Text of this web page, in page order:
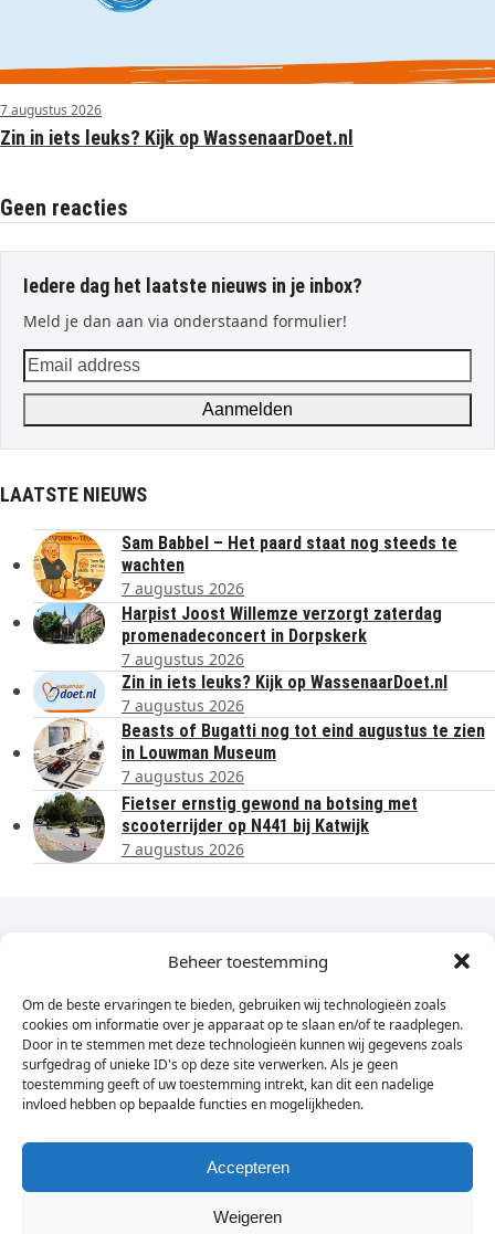
Beheer toestemming
Om de beste ervaringen te bieden, gebruiken wij technologieën zoals
cookies om informatie over je apparaat op te slaan en/of te raadplegen.
Door in te stemmen met deze technologieën kunnen wij gegevens zoals
surfgedrag of unieke ID's op deze site verwerken. Als je geen
toestemming geeft of uw toestemming intrekt, kan dit een nadelige
invloed hebben op bepaalde functies en mogelijkheden.
Accepteren
Weigeren
7 augustus 2026
Zin in iets leuks? Kijk op WassenaarDoet.nl
Geen reacties
Iedere dag het laatste nieuws in je inbox?
Meld je dan aan via onderstaand formulier!
Email
address
Aanmelden
LAATSTE NIEUWS
Sam Babbel – Het paard staat nog steeds te
wachten
7 augustus 2026
Harpist Joost Willemze verzorgt zaterdag
promenadeconcert in Dorpskerk
7 augustus 2026
Zin in iets leuks? Kijk op WassenaarDoet.nl
7 augustus 2026
Beasts of Bugatti nog tot eind augustus te zien
in Louwman Museum
7 augustus 2026
Fietser ernstig gewond na botsing met
scooterrijder op N441 bij Katwijk
7 augustus 2026
Dagelijks het laatste nieuws in je e-mail?
Vul
hier
je
e-
mailadres
in
Sign Up